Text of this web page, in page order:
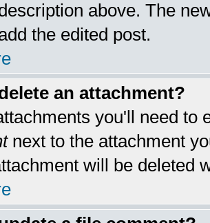
above. The
the edited post.
an attachment?
you'll need
next to the attachment
will be deleted